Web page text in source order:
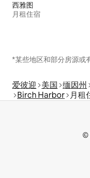
西雅图
月租住宿
*某些地区和部分房源或
爱彼迎 美国 缅因州
Birch Harbor 月租
©